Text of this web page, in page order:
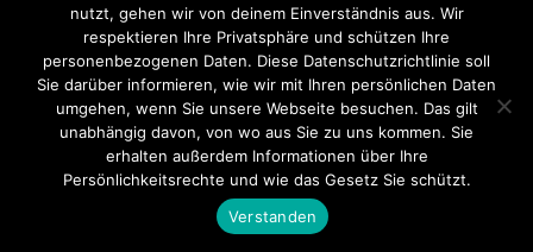
B-2 BRANDMELDEANLAGE H1 – Sonderlage
Startseite Einsätze Mitglied werden Über uns
Bilder
Kontakt
Theme byThink Up Themes Ltd. Powered byWordPress.
nutzt, gehen wir von deinem Einverständnis aus. Wir
respektieren Ihre Privatsphäre und schützen Ihre
personenbezogenen Daten. Diese Datenschutzrichtlinie soll
Sie darüber informieren, wie wir mit Ihren persönlichen Daten
umgehen, wenn Sie unsere Webseite besuchen. Das gilt
unabhängig davon, von wo aus Sie zu uns kommen. Sie
erhalten außerdem Informationen über Ihre
Persönlichkeitsrechte und wie das Gesetz Sie schützt.
Verstanden